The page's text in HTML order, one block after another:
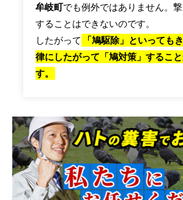
牟岐町でも例外ではありません。
することはできないのです。
したがって
「鳩駆除」といっても
律にしたがって「鳩対策」するこ
す。